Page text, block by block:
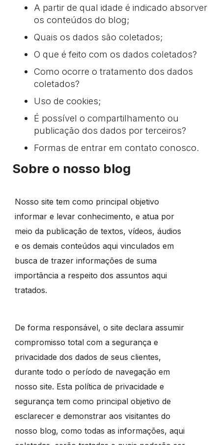
A partir de qual idade é indicado absorver
os conteúdos do blog;
Quais os dados são coletados;
O que é feito com os dados coletados?
Como ocorre o tratamento dos dados
coletados?
Uso de cookies;
É possível o compartilhamento ou
publicação dos dados por terceiros?
Formas de entrar em contato conosco.
Sobre o nosso blog
Nosso site tem como principal objetivo
informar e levar conhecimento, e atua por
meio da publicação de textos, vídeos, áudios
e os demais conteúdos aqui vinculados em
busca de trazer informações de suma
importância a respeito dos assuntos aqui
tratados.
De forma responsável, o site declara assumir
compromisso total com a segurança e
privacidade dos dados de seus clientes,
durante todo o período de navegação em
nosso site. Esta política de privacidade e
segurança tem como principal objetivo de
esclarecer e demonstrar aos visitantes do
nosso blog, como todas as informações, aqui